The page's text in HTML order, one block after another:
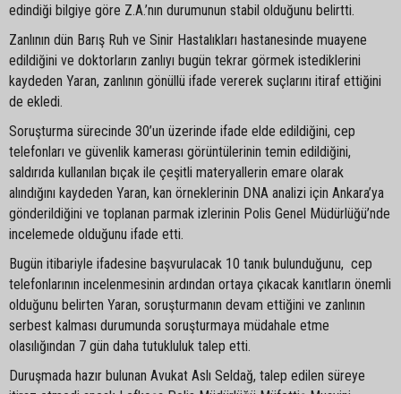
edindiği bilgiye göre Z.A.’nın durumunun stabil olduğunu belirtti.
Zanlının dün Barış Ruh ve Sinir Hastalıkları hastanesinde muayene
edildiğini ve doktorların zanlıyı bugün tekrar görmek istediklerini
kaydeden Yaran, zanlının gönüllü ifade vererek suçlarını itiraf ettiğini
de ekledi.
Soruşturma sürecinde 30’un üzerinde ifade elde edildiğini, cep
telefonları ve güvenlik kamerası görüntülerinin temin edildiğini,
saldırıda kullanılan bıçak ile çeşitli materyallerin emare olarak
alındığını kaydeden Yaran, kan örneklerinin DNA analizi için Ankara’ya
gönderildiğini ve toplanan parmak izlerinin Polis Genel Müdürlüğü’nde
incelemede olduğunu ifade etti.
Bugün itibariyle ifadesine başvurulacak 10 tanık bulunduğunu, cep
telefonlarının incelenmesinin ardından ortaya çıkacak kanıtların önemli
olduğunu belirten Yaran, soruşturmanın devam ettiğini ve zanlının
serbest kalması durumunda soruşturmaya müdahale etme
olasılığından 7 gün daha tutukluluk talep etti.
Duruşmada hazır bulunan Avukat Aslı Seldağ, talep edilen süreye